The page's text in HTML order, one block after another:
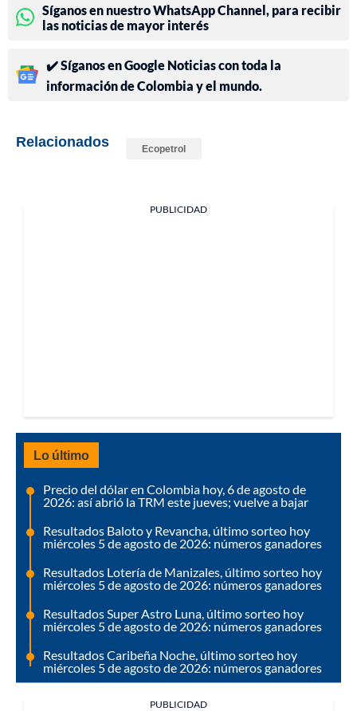
Síganos en nuestro WhatsApp Channel, para recibir
las noticias de mayor interés
✔️ Síganos en Google Noticias con toda la
información de Colombia y el mundo.
Relacionados Ecopetrol
PUBLICIDAD
Lo último
Precio del dólar en Colombia hoy, 6 de agosto de
2026: así abrió la TRM este jueves; vuelve a bajar
Resultados Baloto y Revancha, último sorteo hoy
miércoles 5 de agosto de 2026: números ganadores
Resultados Lotería de Manizales, último sorteo hoy
miércoles 5 de agosto de 2026: números ganadores
Resultados Super Astro Luna, último sorteo hoy
miércoles 5 de agosto de 2026: números ganadores
Resultados Caribeña Noche, último sorteo hoy
miércoles 5 de agosto de 2026: números ganadores
PUBLICIDAD